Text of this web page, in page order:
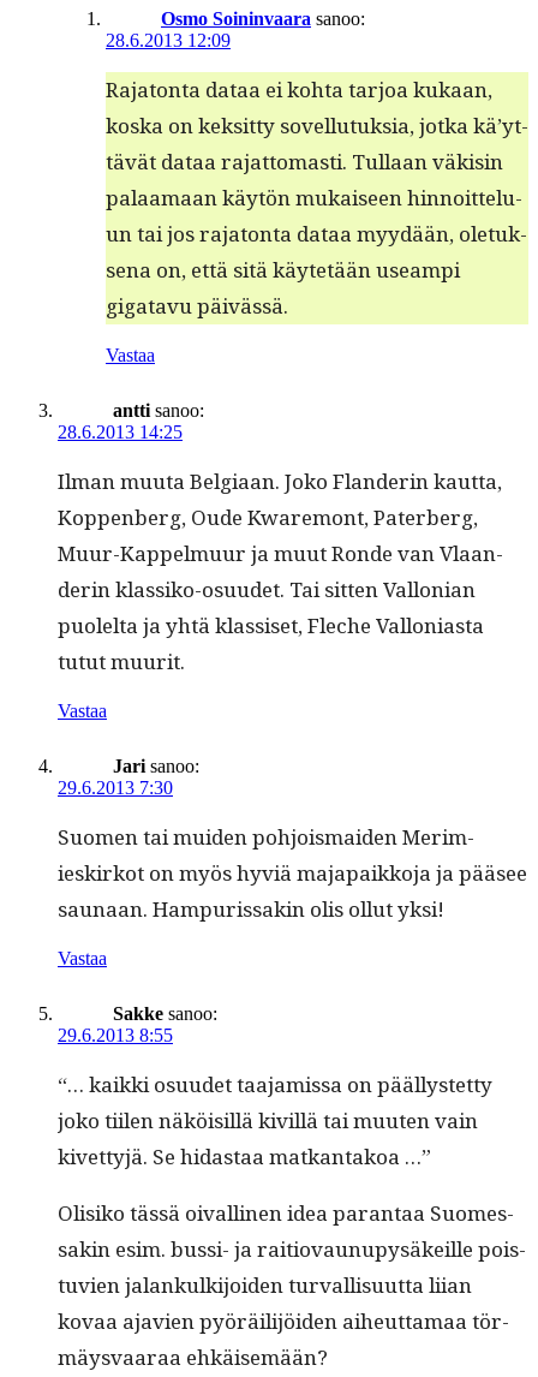
Osmo Soininvaara sanoo:
28.6.2013 12:09
Raja­ton­ta dataa ei koh­ta tar­joa kukaan,
kos­ka on kek­sit­ty sovel­lu­tuk­sia, jot­ka kä’yt­
tävät dataa rajat­tomasti. Tul­laan väk­isin
palaa­maan käytön mukaiseen hin­noit­telu­
un tai jos raja­ton­ta dataa myy­dään, ole­tuk­
se­na on, että sitä käytetään use­ampi
gigatavu päivässä.
Vastaa
antti sanoo:
28.6.2013 14:25
Ilman muu­ta Bel­giaan. Joko Flan­derin kaut­ta,
Kop­pen­berg, Oude Kware­mont, Pater­berg,
Muur-Kap­pel­muur ja muut Ronde van Vlaan­
derin klas­siko-osu­udet. Tai sit­ten Val­lon­ian
puolelta ja yhtä klas­siset, Fleche Val­lo­ni­as­ta
tutut muurit.
Vastaa
Jari sanoo:
29.6.2013 7:30
Suomen tai muiden pohjo­is­maid­en Mer­im­
ieskirkot on myös hyviä majapaikko­ja ja pääsee
saunaan. Ham­puris­sakin olis ollut yksi!
Vastaa
Sakke sanoo:
29.6.2013 8:55
“… kaik­ki osu­udet taa­jamis­sa on päällystet­ty
joko tiilen näköisil­lä kivil­lä tai muuten vain
kivet­tyjä. Se hidas­taa matkantakoa …”
Olisiko tässä oivalli­nen idea paran­taa Suomes­
sakin esim. bus­si- ja raitio­vaunupysäkeille pois­
tu­vien jalankulk­i­joiden tur­val­lisu­ut­ta liian
kovaa ajavien pyöräil­i­jöi­den aiheut­ta­maa tör­
mäys­vaaraa ehkäisemään?